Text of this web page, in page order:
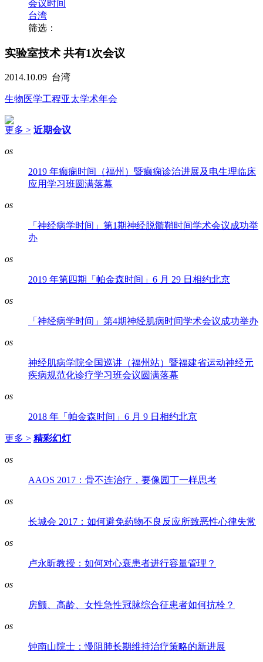
会议时间
台湾
筛选：
实验室技术 共有1次会议
2014.10.09 台湾
生物医学工程亚太学术年会
更多 > 近期会议
os
2019 年癫痫时间（福州）暨癫痫诊治进展及电生理临床
应用学习班圆满落幕
os
「神经病学时间」第1期神经脱髓鞘时间学术会议成功举
办
os
2019 年第四期「帕金森时间」6 月 29 日相约北京
os
「神经病学时间」第4期神经肌病时间学术会议成功举办
os
神经肌病学院全国巡讲（福州站）暨福建省运动神经元
疾病规范化诊疗学习班会议圆满落幕
os
2018 年「帕金森时间」6 月 9 日相约北京
更多 > 精彩幻灯
os
AAOS 2017：骨不连治疗，要像园丁一样思考
os
长城会 2017：如何避免药物不良反应所致恶性心律失常
os
卢永昕教授：如何对心衰患者进行容量管理？
os
房颤、高龄、女性急性冠脉综合征患者如何抗栓？
os
钟南山院士：慢阻肺长期维持治疗策略的新进展